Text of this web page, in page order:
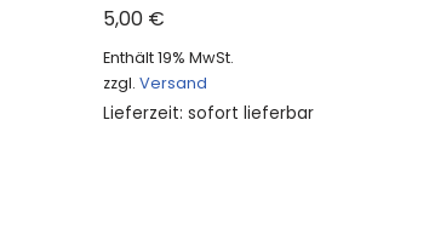
5,00 €
Enthält 19% MwSt.
zzgl.Versand
Lieferzeit: sofort lieferbar